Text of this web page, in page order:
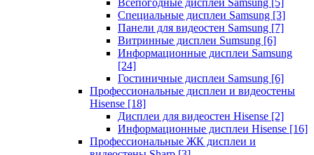
Всепогодные дисплеи Samsung [5]
Специальные дисплеи Samsung [3]
Панели для видеостен Samsung [7]
Витринные дисплеи Sumsung [6]
Информационные дисплеи Samsung
[24]
Гостиничные дисплеи Samsung [6]
Профессиональные дисплеи и видеостены
Hisense [18]
Дисплеи для видеостен Hisense [2]
Информационные дисплеи Hisense [16]
Профессиональные ЖК дисплеи и